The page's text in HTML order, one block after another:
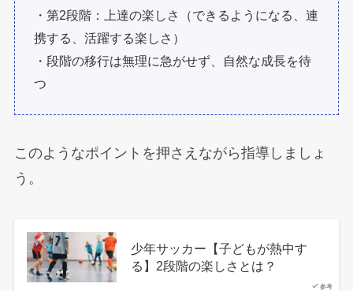
・第2段階：上達の楽しさ（できるようになる、連
携する、活躍する楽しさ）
・段階の移行は無理に急がせず、自然な成長を待
つ
このようなポイントを押さえながら指導しましょ
う。
参考
少年サッカー【子どもが熱中す
る】2段階の楽しさとは？